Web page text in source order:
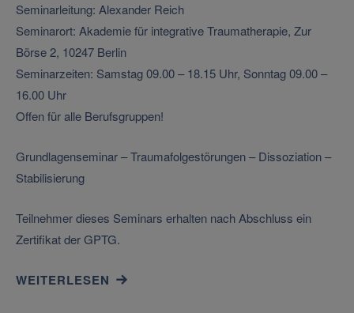
Seminarleitung: Alexander Reich
Seminarort: Akademie für integrative Traumatherapie, Zur
Börse 2, 10247 Berlin
Seminarzeiten: Samstag 09.00 – 18.15 Uhr, Sonntag 09.00 –
16.00 Uhr
Offen für alle Berufsgruppen!
Grundlagenseminar – Traumafolgestörungen – Dissoziation –
Stabilisierung
Teilnehmer dieses Seminars erhalten nach Abschluss ein
Zertifikat der GPTG.
WEITERLESEN